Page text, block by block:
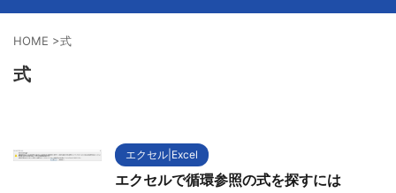
HOME >式
式
エクセル|Excel
エクセルで循環参照の式を探すには